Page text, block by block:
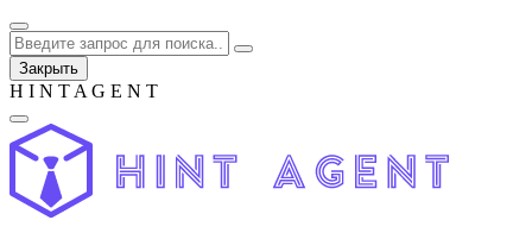
Закрыть
H I N T A G E N T